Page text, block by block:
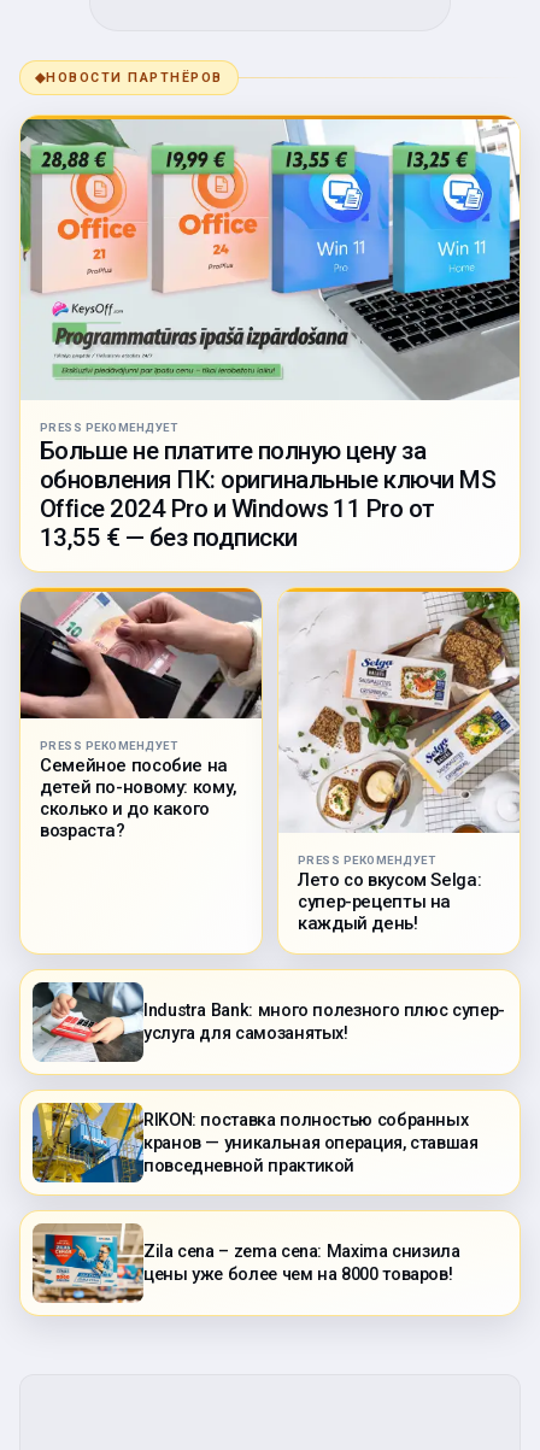
◆НОВОСТИ ПАРТНЁРОВ
PRESS РЕКОМЕНДУЕТ
Больше не платите полную цену за
обновления ПК: оригинальные ключи MS
Office 2024 Pro и Windows 11 Pro от
13,55 € — без подписки
PRESS РЕКОМЕНДУЕТ
Семейное пособие на
детей по-новому: кому,
сколько и до какого
возраста?
PRESS РЕКОМЕНДУЕТ
Лето со вкусом Selga:
супер-рецепты на
каждый день!
Industra Bank: много полезного плюс супер-
услуга для самозанятых!
RIKON: поставка полностью собранных
кранов — уникальная операция, ставшая
повседневной практикой
Zila cena – zema cena: Maxima снизила
цены уже более чем на 8000 товаров!